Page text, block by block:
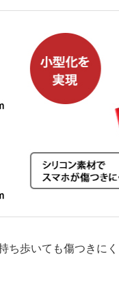
歩いても傷つきに